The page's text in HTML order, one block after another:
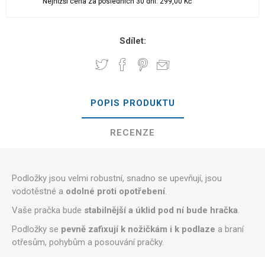
Sdílet:
POPIS PRODUKTU
RECENZE
Podložky jsou velmi robustní, snadno se upevňují, jsou
vodotěstné a odolné proti opotřebení.
Vaše pračka bude stabilnější a úklid pod ní bude hračka.
Podložky se pevně zafixují k nožičkám i k podlaze a braní
otřesům, pohybům a posouvání pračky.